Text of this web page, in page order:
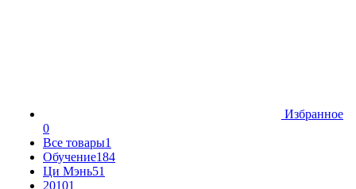
Избранное
0
Все товары1
Обучение184
Ци Мэнь51
20101